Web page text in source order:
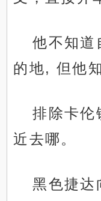
他不知道
的地, 但他
排除卡伦
近去哪。
黑色捷达